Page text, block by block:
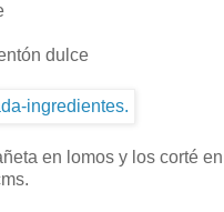
dulce
en lomos y los corté